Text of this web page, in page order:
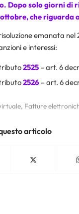
Dopo solo giorni di
che riguarda
risoluzione emanata
e interessi:
2525 – art. 6
2526 – art. 6
, Fatture
articolo